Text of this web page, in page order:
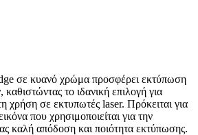
σε κυανό χρώμα προσφέρει εκτύπωση
το ιδανική επιλογή για
χρήση σε εκτυπωτές laser. Πρόκειται για
που χρησιμοποιείται για την
καλή απόδοση και ποιότητα εκτύπωσης.